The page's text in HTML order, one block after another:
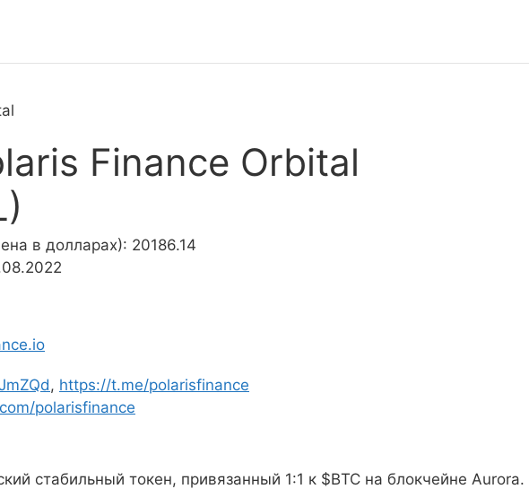
Finance Orbital
в долларах): 20186.14
, https://t.me/polarisfinance
polarisfinance
стабильный токен, привязанный 1:1 к $BTC на блокчейне Aurora.